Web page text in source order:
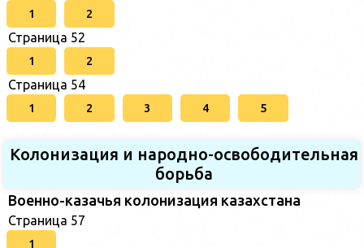
1 2
Страница 52
1 2
Страница 54
1 2 3 4 5
Колонизация и народно-освободительная
борьба
Военно-казачья колонизация казахстана
Страница 57
1